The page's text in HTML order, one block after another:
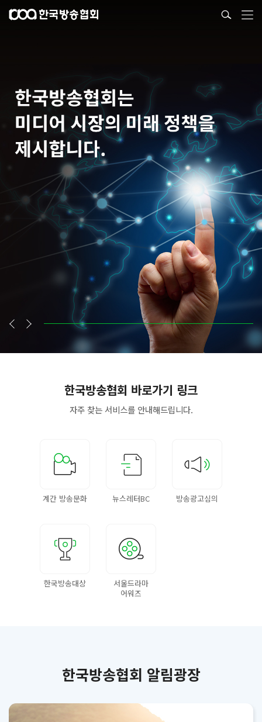
한국방송협회 바로가기 링크
자주 찾는 서비스를안내해드립니다.
계간 방송문화 뉴스레터BC 방송광고심의
한국방송대상
서울드라마
어워즈
한국방송협회 알림광장